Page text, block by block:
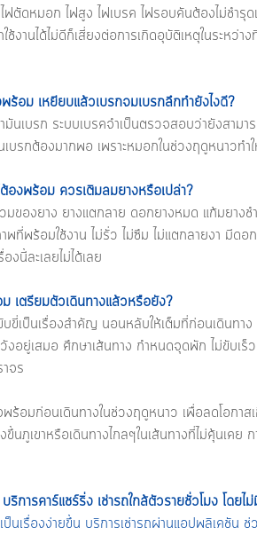
ฟตัดหมอก ไฟสูง ไฟเบรค ไฟรอบคันต้องไม่ชำรุด
งานได้ไม่ดีก็เสี่ยงต่อการเกิดอุบัติเหตุในระหว่
ร้อม เหยียบแล้วเบรกจมเบรกลึกทำยังไงดี?
มันเบรก ระบบเบรคจำเป็นตรวจสอบว่ายังสามา
นเบรกต้องมากพอ เพราะหมอกในช่วงฤดูหนาว
องพร้อม ควรเติมลมยางหรือเปล่า?
มของยาง ยางแตกลาย ดอกยางหมด แก้มยาง
พที่พร้อมใช้งาน ไม่รั่ว ไม่ซึม ไม่แตกลายงา มีด
งนี้ละเลยไม่ได้เลย
เตรียมตัวเดินทางแล้วหรือยัง?
ขี่เป็นเรื่องสำคัญ นอนหลับให้เต็มที่ก่อนเดินทาง
งอยู่เสมอ ศึกษาเส้นทาง กำหนดจุดพัก ไม่ขับเ
จร
อมก่อนเดินทางในช่วงฤดูหนาว เพื่อลดโอกาส
ขึ้นภูเขาหรือเดินทางไกลๆในเส้นทางที่ไม่คุ้นเคย
การคาร์แชร์ริ่ง เช่ารถใกล้ตัวรายชั่วโมง โดยไ
เป็นเรื่องง่ายขึ้น บริการเช่ารถผ่านแอปพลิเคชั